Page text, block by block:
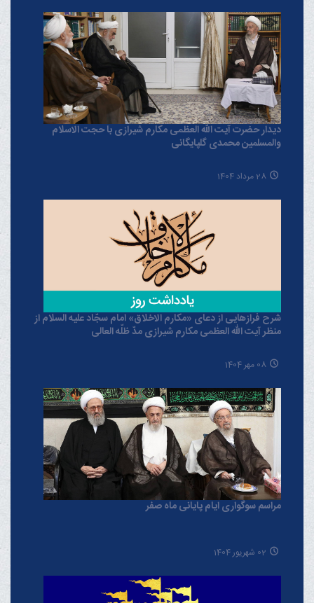
دیدار حضرت آیت الله العظمی مکارم شیرازی با حجت الاسلام
والمسلمین محمدی گلپایگانی
28 مرداد 1404
شرح فرازهایی از دعای «مکارم الاخلاق» امام سجّاد علیه السلام از
منظر آیت الله العظمی مکارم شیرازی مدّ ظلّه العالی
08 مهر 1404
مراسم سوگواری ایام پایانی ماه صفر
02 شهریور 1404